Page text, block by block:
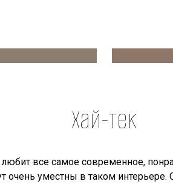
Хай-тек
все самое современное,
очень уместны в таком